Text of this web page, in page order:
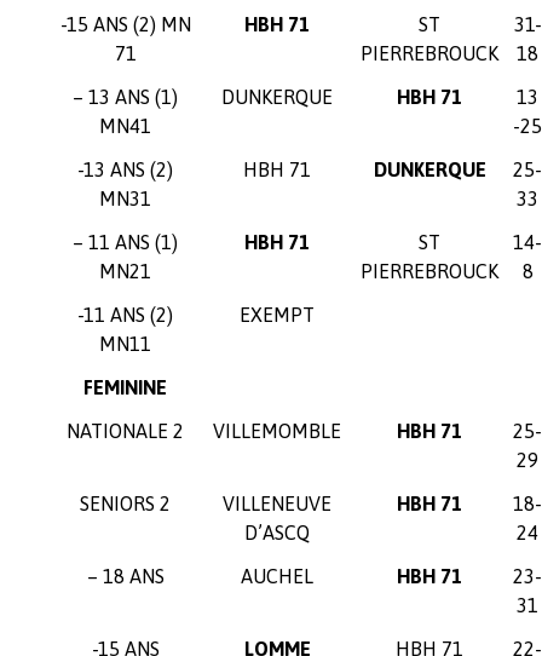
-15 ANS (2) MN
71
HBH 71
ST
PIERREBROUCK
31-
18
– 13 ANS (1)
MN41
DUNKERQUE HBH 71
13
-25
-13 ANS (2)
MN31
HBH 71 DUNKERQUE
25-
33
– 11 ANS (1)
MN21
HBH 71
ST
PIERREBROUCK
14-
8
-11 ANS (2)
MN11
EXEMPT
FEMININE
NATIONALE 2
VILLEMOMBLE HBH 71
25-
29
SENIORS 2
VILLENEUVE
D’ASCQ
HBH 71
18-
24
– 18 ANS
AUCHEL HBH 71
23-
31
-15 ANS
LOMME HBH 71
22-